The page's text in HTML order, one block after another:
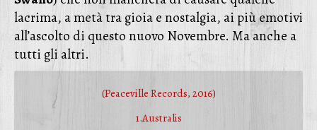
lacrima, a metà tra gioia e nostalgia, ai più emotivi
all’ascolto di questo nuovo Novembre. Ma anche a
tutti gli altri.
(Peaceville Records, 2016)
1.Australis